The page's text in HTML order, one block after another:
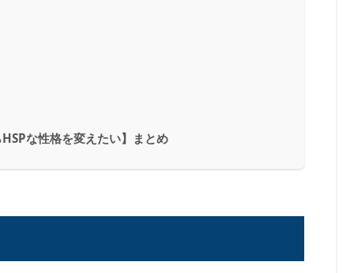
な性格を変えたい】まとめ